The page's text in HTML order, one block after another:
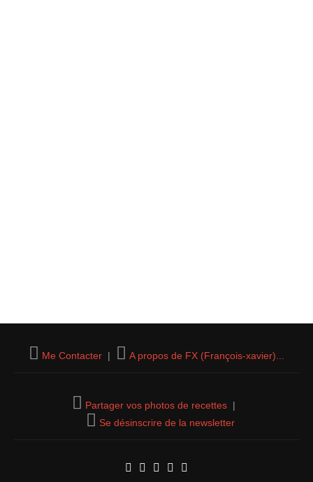
Me Contacter | A propos de FX (François-xavier)...
Partager vos photos de recettes |
Se désinscrire de la newsletter